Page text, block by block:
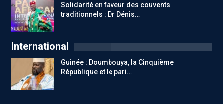
Solidarité en faveur des couvents
traditionnels : Dr Dénis…
International
Guinée : Doumbouya, la Cinquième
République et le pari…